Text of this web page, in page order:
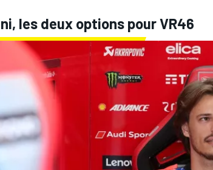
les deux options pour VR46